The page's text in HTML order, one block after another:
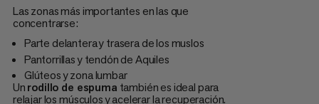
Las zonas más importantes en las que
concentrarse:
Parte delantera y trasera de los muslos
Pantorrillas y tendón de Aquiles
Glúteos y zona lumbar
Unrodillo de espuma también es ideal para
relajar los músculos y acelerar la recuperación.